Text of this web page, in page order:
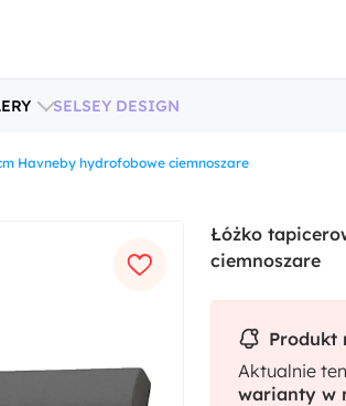
SELSEY DESIGN
Havneby hydrofobowe ciemnoszare
Łóżko
ciemnoszare
Produkt
Aktualnie
warianty w